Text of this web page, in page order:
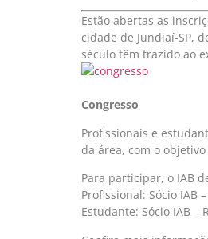
Estão abertas as
cidade de Jundiaí-SP,
século têm trazido ao
Congresso
Profissionais e
da área, com o
Para participar, o IAB
Profissional: Sócio IAB
Estudante: Sócio IAB –